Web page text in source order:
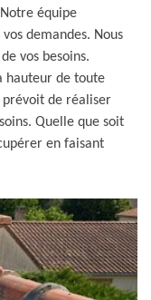
équipe
demandes. Nous
vos besoins.
hauteur de toute
de réaliser
Quelle que soit
en faisant